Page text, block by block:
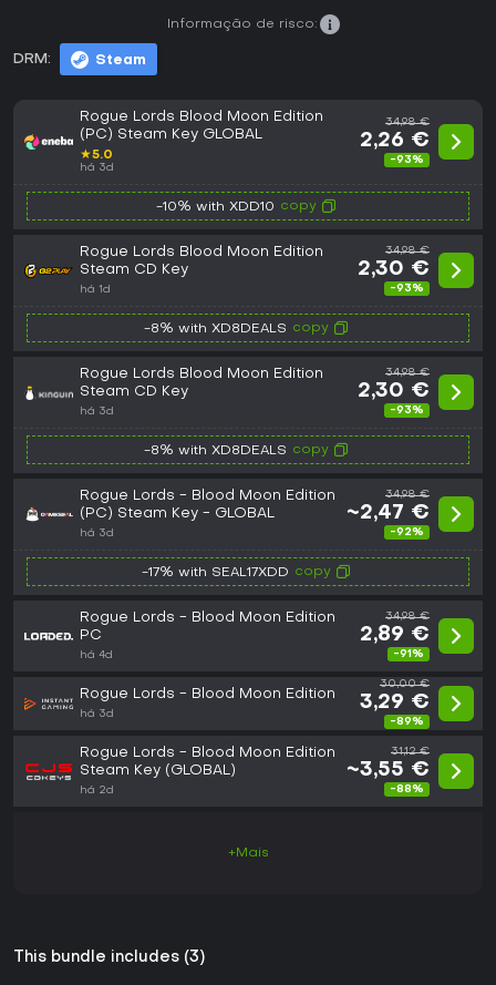
DRM: Steam
Informação de risco:
Rogue Lords Blood Moon Edition
(PC) Steam Key GLOBAL
★5.0
há 3d
34,98 €
2,26 €
-93%
-10% with XDD10 copy
Rogue Lords Blood Moon Edition
Steam CD Key
há 1d
34,98 €
2,30 €
-93%
-8% with XD8DEALS copy
Rogue Lords Blood Moon Edition
Steam CD Key
há 3d
34,98 €
2,30 €
-93%
-8% with XD8DEALS copy
Rogue Lords - Blood Moon Edition
(PC) Steam Key - GLOBAL
há 3d
34,98 €
~2,47 €
-92%
-17% with SEAL17XDD copy
Rogue Lords - Blood Moon Edition
PC
há 4d
34,98 €
2,89 €
-91%
Rogue Lords - Blood Moon Edition
há 3d
30,00 €
3,29 €
-89%
Rogue Lords - Blood Moon Edition
Steam Key (GLOBAL)
há 2d
31,12 €
~3,55 €
-88%
+Mais
This bundle includes (3)